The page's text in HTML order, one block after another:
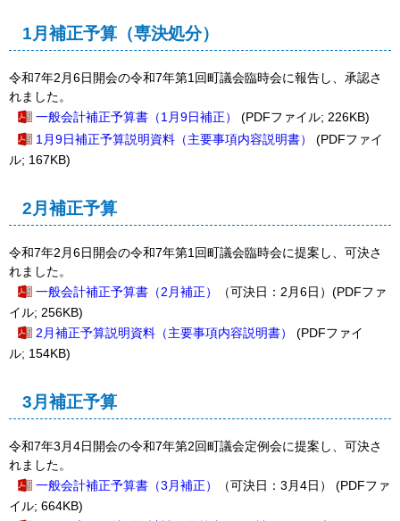
1月補正予算（専決処分）
令和7年2月6日開会の令和7年第1回町議会臨時会に報告し、承認さ
れました。
一般会計補正予算書（1月9日補正）
(PDFファイル; 226KB)
1月9日補正予算説明資料（主要事項内容説明書）
(PDFファイ
ル; 167KB)
2月補正予算
令和7年2月6日開会の令和7年第1回町議会臨時会に提案し、可決さ
れました。
一般会計補正予算書（2月補正）
（可決日：2月6日）(PDFファ
イル; 256KB)
2月補正予算説明資料（主要事項内容説明書）
(PDFファイ
ル; 154KB)
3月補正予算
令和7年3月4日開会の令和7年第2回町議会定例会に提案し、可決さ
れました。
一般会計補正予算書（3月補正）
（可決日：3月4日）
(PDFファ
イル; 664KB)